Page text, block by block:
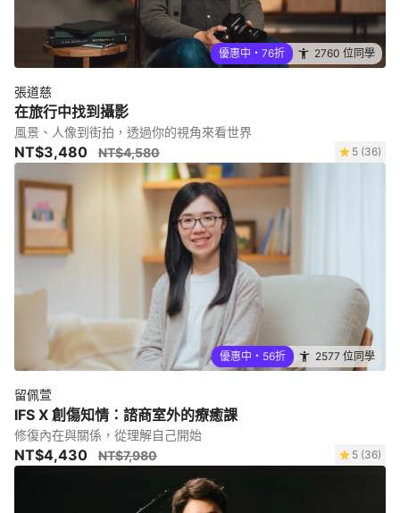
優惠中・76折 2760 位同學
張道慈
在旅行中找到攝影
風景、人像到街拍，透過你的視角來看世界
NT$3,480 NT$4,580 5 (36)
優惠中・56折 2577 位同學
留佩萱
IFS X 創傷知情：諮商室外的療癒課
修復內在與關係，從理解自己開始
NT$4,430 NT$7,980 5 (36)